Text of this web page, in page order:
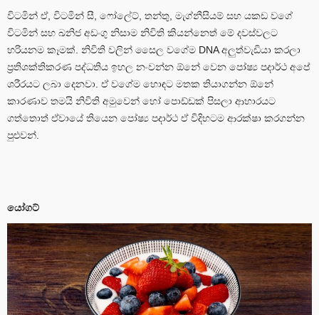
විටමින් ඒ, විටමින් සී, ෆෝලේට්, තන්තු, මැග්නීසියම් සහ යකඩ වගේ
විටමින් සහ ඛනිජ අඩංගු නිසාම නිවිති කියන්නෙත් මේ දවස්වලට
හරියනම කෑමක්. නිවිති වලින් සෛල වගේම DNA අලුත්වැඩියා කරලා
ප්‍රතිශක්තිකරණ පද්ධතිය ඉහල නංවන්න ඕනේ වෙන පෝෂ්‍ය පදාර්ථ අපේ
ශරීරයට ලබා දෙනවා. ඒ වගේම හොඳට මතක තියාගන්න ඕනේ
කාරණාව තමයි නිවිති අමුවෙන් හෝ පොඩ්ඩක් පිසලා ආහාරයට
ගත්තොත් ඒවායේ තියෙන පෝෂ්‍ය පදාර්ථ ඒ විදිහටම ආරක්ෂා කරගන්න
පුළුවන්.
යෝගට්